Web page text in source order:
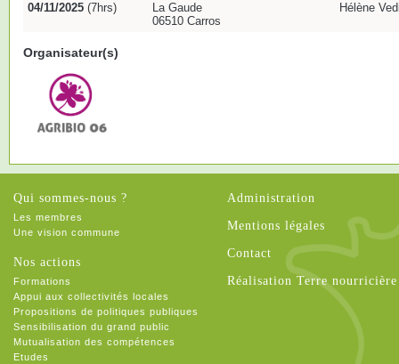
04/11/2025 (7hrs)
La Gaude
06510 Carros
Hélène
Organisateur(s)
Qui sommes-nous ?
Les membres
Une vision commune
Nos actions
Formations
Appui aux collectivités locales
Propositions de politiques publiques
Sensibilisation du grand public
Mutualisation des compétences
Etudes
Administration
Mentions légales
Contact
Réalisation Terre nourricière